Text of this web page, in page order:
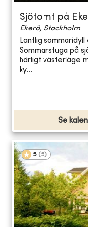
Sjötomt på
Ekerö, Stockholm
Lantlig
Sommarstuga på
härligt västerläge
ky...
Se
5 (5)